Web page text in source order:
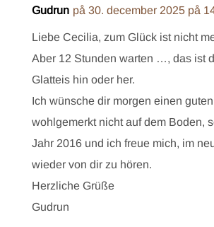
Gudrun på 30. december 2025 på
Liebe Cecilia, zum Glück ist nicht
Aber 12 Stunden warten …, das ist
Glatteis hin oder her.
Ich wünsche dir morgen einen
wohlgemerkt nicht auf dem Boden,
Jahr 2016 und ich freue mich, im
wieder von dir zu hören.
Herzliche Grüße
Gudrun